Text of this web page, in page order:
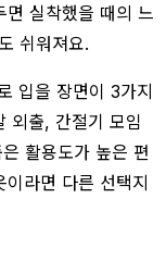
실착했을 때의 느
쉬워져요.
입을 장면이 3가지
외출, 간절기 모임
활용도가 높은 편
라면 다른 선택지